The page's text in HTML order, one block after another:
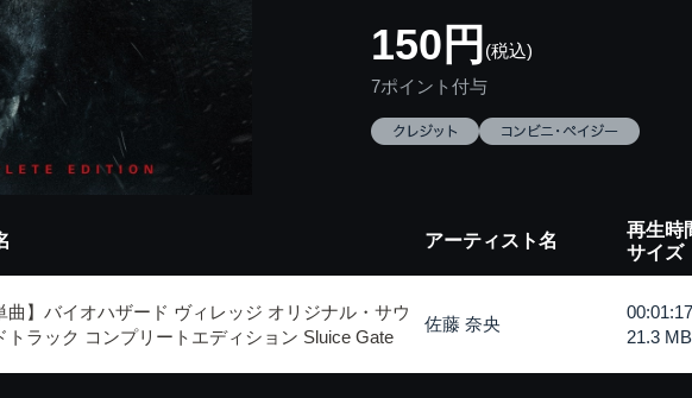
150円 (税込)
7ポイント付与
アーティスト名
再生時
サイズ
曲】バイオハザード ヴィレッジ オリジナル・サウ
トラック コンプリートエディション Sluice Gate
佐藤 奈央
00:01:17
21.3 MB